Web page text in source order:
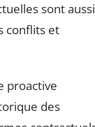
sont aussi
conflits et
proactive
des